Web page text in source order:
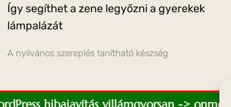
Így segíthet a zene legyőzni a gyerekek
lámpalázát
A nyilvános szereplés tanítható készség
hibajavítás villámgyorsan ->